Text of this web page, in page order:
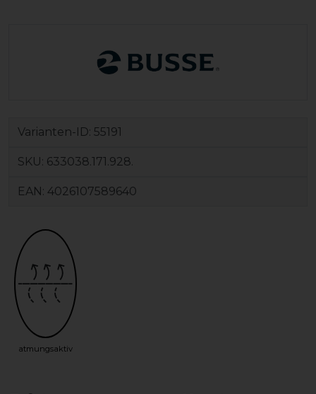
Varianten-ID: 55191
SKU: 633038.171.928.
EAN: 4026107589640
atmungsaktiv